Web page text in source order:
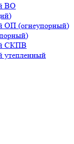
ВО
ОП (огнеупорный)
СКПВ
утепленный